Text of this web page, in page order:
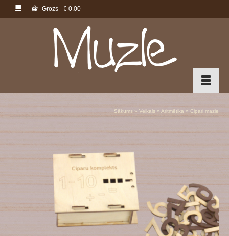
Grozs - € 0.00
Sākums » Veikals » Aritmētika » Cipari mazie